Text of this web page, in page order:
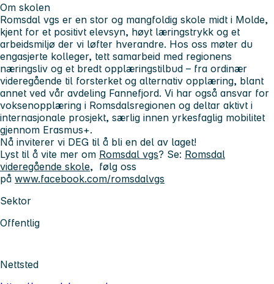
Om skolen
Romsdal vgs er en stor og mangfoldig skole midt i Molde,
kjent for et positivt elevsyn, høyt læringstrykk og et
arbeidsmiljø der vi løfter hverandre. Hos oss møter du
engasjerte kolleger, tett samarbeid med regionens
næringsliv og et bredt opplæringstilbud – fra ordinær
videregående til forsterket og alternativ opplæring, blant
annet ved vår avdeling Fannefjord. Vi har også ansvar for
voksenopplæring i Romsdalsregionen og deltar aktivt i
internasjonale prosjekt, særlig innen yrkesfaglig mobilitet
gjennom Erasmus+.
Nå inviterer vi DEG til å bli en del av laget!
Lyst til å vite mer om Romsdal vgs? Se: Romsdal
videregående skole, følg oss
på www.facebook.com/romsdalvgs
Sektor
Offentlig
Nettsted